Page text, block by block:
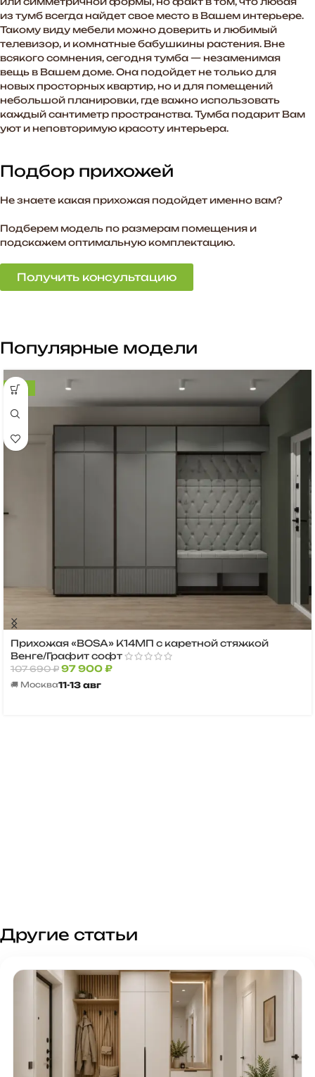
из тумб всегда найдет свое место в Вашем интерьере.
Такому виду мебели можно доверить и любимый
телевизор, и комнатные бабушкины растения. Вне
всякого сомнения, сегодня тумба — незаменимая
вещь в Вашем доме. Она подойдет не только для
новых просторных квартир, но и для помещений
небольшой планировки, где важно использовать
каждый сантиметр пространства. Тумба подарит Вам
уют и неповторимую красоту интерьера.
Подбор прихожей
Не знаете какая прихожая подойдет именно вам?
Подберем модель по размерам помещения и
подскажем оптимальную комплектацию.
Получить консультацию
Популярные модели
-9%
Прихожая «BOSA» К17А с антресолью Венге/Графит
софт
78 870₽ 71 700₽
🚚 Москва11-13 авг
Другие статьи